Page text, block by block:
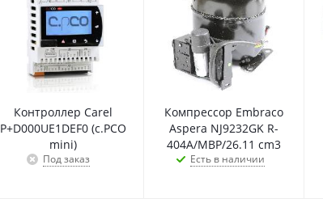
Контроллер Carel
P+D000UE1DEF0 (c.PCO
mini)
Под заказ
Компрессор Embraco
Aspera NJ9232GK R-
404A/MBP/26.11 cm3
Есть в наличии